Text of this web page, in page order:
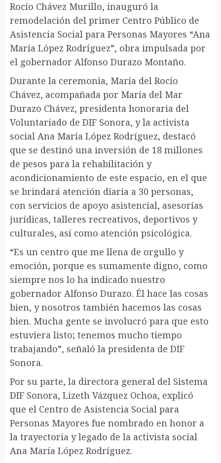
Rocío Chávez Murillo, inauguró la
remodelación del primer Centro Público de
Asistencia Social para Personas Mayores “Ana
María López Rodríguez”, obra impulsada por
el gobernador Alfonso Durazo Montaño.
Durante la ceremonia, María del Rocío
Chávez, acompañada por María del Mar
Durazo Chávez, presidenta honoraria del
Voluntariado de DIF Sonora, y la activista
social Ana María López Rodríguez, destacó
que se destinó una inversión de 18 millones
de pesos para la rehabilitación y
acondicionamiento de este espacio, en el que
se brindará atención diaria a 30 personas,
con servicios de apoyo asistencial, asesorías
jurídicas, talleres recreativos, deportivos y
culturales, así como atención psicológica.
“Es un centro que me llena de orgullo y
emoción, porque es sumamente digno, como
siempre nos lo ha indicado nuestro
gobernador Alfonso Durazo. Él hace las cosas
bien, y nosotros también hacemos las cosas
bien. Mucha gente se involucró para que esto
estuviera listo; tenemos mucho tiempo
trabajando”, señaló la presidenta de DIF
Sonora.
Por su parte, la directora general del Sistema
DIF Sonora, Lizeth Vázquez Ochoa, explicó
que el Centro de Asistencia Social para
Personas Mayores fue nombrado en honor a
la trayectoria y legado de la activista social
Ana María López Rodríguez.